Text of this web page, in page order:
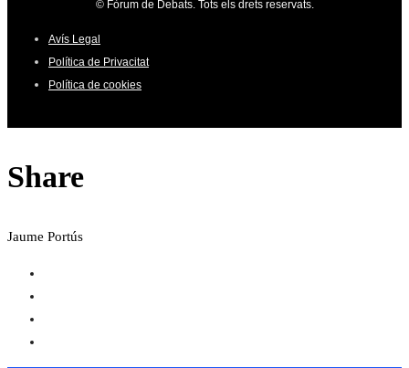
© Fòrum de Debats. Tots els drets reservats.
Avís Legal
Política de Privacitat
Política de cookies
Share
Jaume Portús